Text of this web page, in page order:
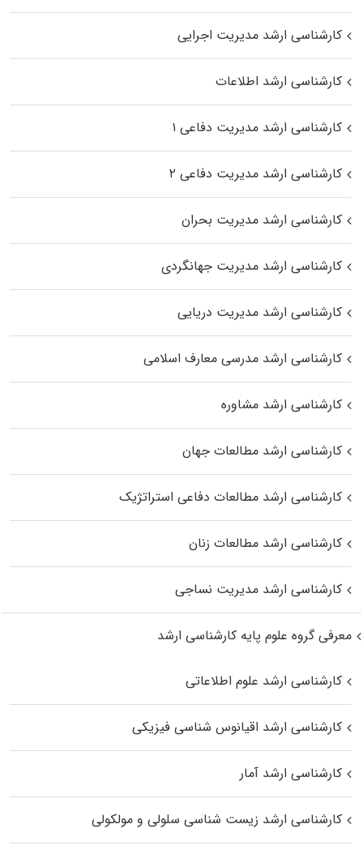
کارشناسی ارشد مدیریت اجرایی
کارشناسی ارشد اطلاعات
کارشناسی ارشد مدیریت دفاعی ۱
کارشناسی ارشد مدیریت دفاعی ۲
کارشناسی ارشد مدیریت بحران
کارشناسی ارشد مدیریت جهانگردی
کارشناسی ارشد مدیریت دریایی
کارشناسی ارشد مدرسی معارف اسلامی
کارشناسی ارشد مشاوره
کارشناسی ارشد مطالعات جهان
کارشناسی ارشد مطالعات دفاعی استراتژیک
کارشناسی ارشد مطالعات زنان
کارشناسی ارشد مدیریت نساجی
معرفی گروه علوم پایه کارشناسی ارشد
کارشناسی ارشد علوم اطلاعاتی
کارشناسی ارشد اقیانوس‌ شناسی فیزیکی
کارشناسی ارشد آمار
کارشناسی ارشد زیست شناسی سلولی و مولکولی